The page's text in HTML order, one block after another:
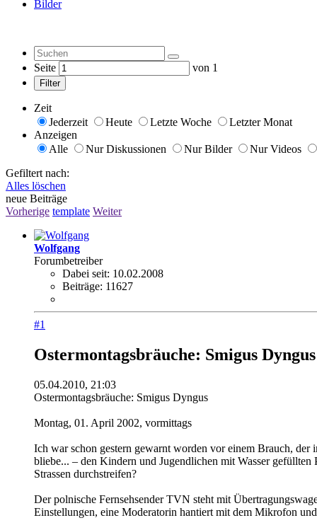
Bilder
Seite von 1
Filter
Zeit
Jederzeit
Heute Letzte Woche
Letzter Monat
Anzeigen
Alle
Nur Diskussionen Nur Bilder
Nur Videos
Gefiltert nach:
Alles löschen
neue Beiträge
Vorherige template Weiter
Wolfgang
Forumbetreiber
Dabei seit: 10.02.2008
Beiträge: 11627
#1
Ostermontagsbräuche: Smigus Dyngus
05.04.2010, 21:03
Ostermontagsbräuche: Smigus Dyngus
Montag, 01. April 2002, vormittags
Ich war schon gestern gewarnt worden vor einem Brauch, der
bliebe... – den Kindern und Jugendlichen mit Wasser
Strassen durchstreifen?
Der polnische Fernsehsender TVN steht mit
Einstellungen, eine Moderatorin hantiert mit dem Mikrofon